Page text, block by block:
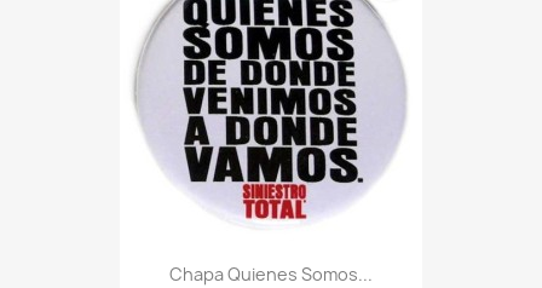
Chapa Quienes Somos...